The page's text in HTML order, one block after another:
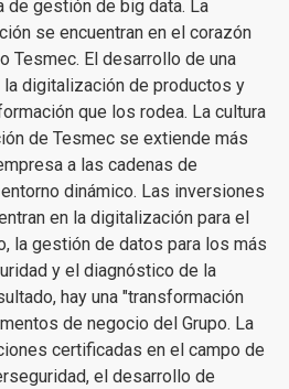
de gestión de big data. La
se encuentran en el corazón
Tesmec. El desarrollo de una
digitalización de productos y
que los rodea. La cultura
de Tesmec se extiende más
a las cadenas de
dinámico. Las inversiones
en la digitalización para el
la gestión de datos para los más
y el diagnóstico de la
hay una "transformación
de negocio del Grupo. La
certificadas en el campo de
el desarrollo de